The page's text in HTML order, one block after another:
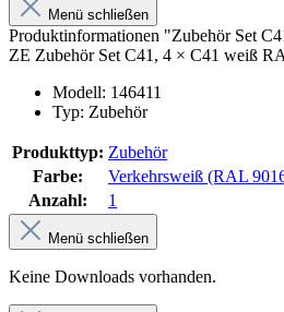
Menü schließen
Produktinformationen "Zubehör Set
ZE Zubehör Set C41, 4 × C41 weiß
Modell: 146411
Typ: Zubehör
Produkttyp: Zubehör
Farbe:
Verkehrsweiß (RAL
Anzahl:
1
Menü schließen
Keine Downloads vorhanden.